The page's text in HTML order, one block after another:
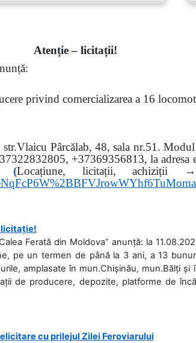
Atenție – licitații!
privind comercializarea a 16
Pârcălab, 48, sala nr.51.Modul
+37369356813, la adresa
(Locațiune, licitații,
licitație!
Ferată din Moldova” anunță: la
pe un termen de până la 3 ani, a 13
amplasate în mun.Chișinău, mun.Bălți
de producere, depozite, platforme de
cu prilejul Zilei Feroviarului